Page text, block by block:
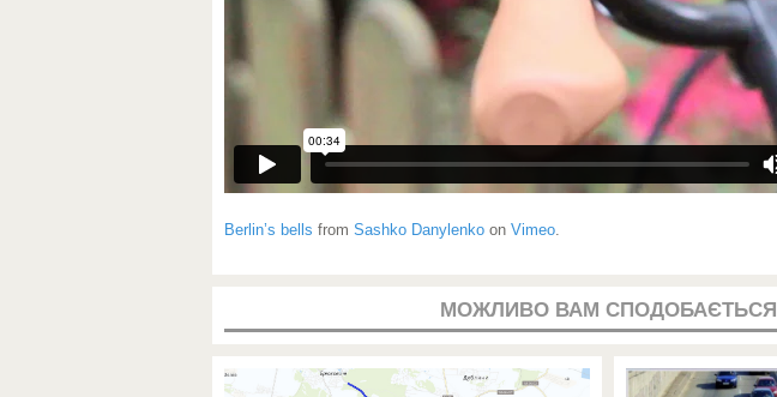
Berlin’s bells from Sashko Danylenko on Vimeo.
МОЖЛИВО ВАМ СПОДОБАЄТЬСЯ